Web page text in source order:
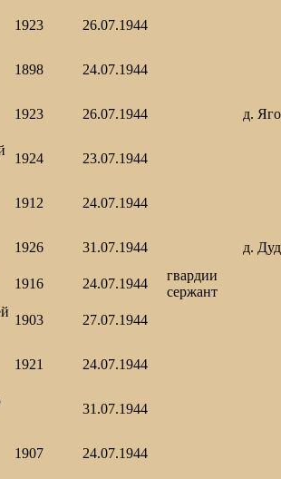
1923 26.07.1944
1898 24.07.1944
1923 26.07.1944 д.
1924 23.07.1944
1912 24.07.1944
1926 31.07.1944 д.
1916 24.07.1944
гвардии
сержант
1903 27.07.1944
1921 24.07.1944
31.07.1944
1907 24.07.1944